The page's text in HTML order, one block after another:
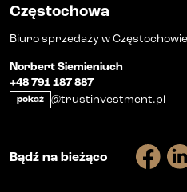
Częstochowa
Biuro sprzedaży w
Norbert Siemieniuch
+48 791 187 887
pokaż @trustinvestment.pl
Bądź na bieżąco